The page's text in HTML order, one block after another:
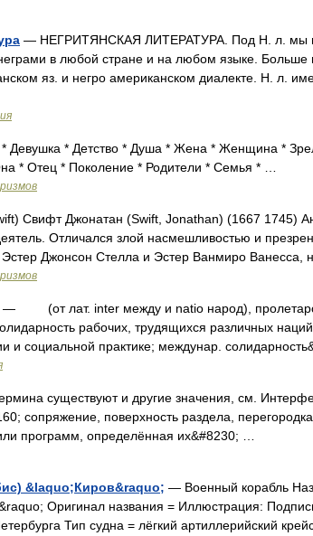
— НЕГРИТЯНСКАЯ ЛИТЕРАТУРА. Под Н. л. мы
в любой стране и на любом языке. Больше
яз. и негро американском диалекте. Н. л.
Девушка * Детство * Душа * Жена * Женщина *
* Отец * Поколение * Родители * Семья * …
Свифт Джонатан (Swift, Jonathan) (1667 1745)
Отличался злой насмешливостью и
Джонсон Стелла и Эстер Ванмиро Ванесса,
— (от лат. inter между и natio народ),
рабочих, трудящихся различных
и социальной практике; междунар.
существуют и другие значения, см.
сопряжение, поверхность раздела,
программ, определённая их&#8230; …
&laquo;Киров&raquo; — Военный корабль
Оригинал названия = Иллюстрация:
Тип судна = лёгкий артиллерийский